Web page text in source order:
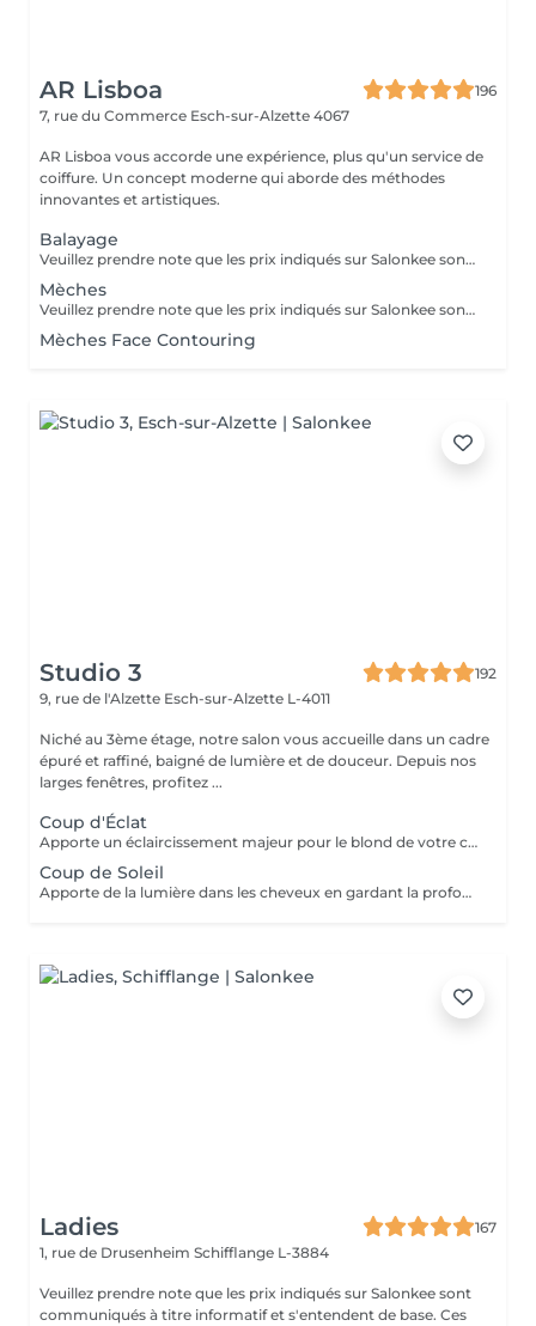
AR Lisboa
196
7, rue du Commerce Esch-sur-Alzette 4067
AR Lisboa vous accorde une expérience, plus qu'un service de
coiffure. Un concept moderne qui aborde des méthodes
innovantes et artistiques.
Balayage
Veuillez prendre note que les prix indiqués sur Salonkee sont communiqués à titre informatif et s'entendent de base. Ces derniers sont susceptibles de varier selon le diagnostic réalisé à votre arrivée au salon et l'expertise du professionnel à qui vous confiez votre beauté. Dans tous les cas, un devis précis vous sera proposé et toutes réalisations de prestations seront effectuées avec votre accord. Un grand merci d'avance pour votre compréhension. Au plaisir de vous recevoir très vite.
Mèches
Veuillez prendre note que les prix indiqués sur Salonkee sont communiqués à titre informatif et s'entendent de base. Ces derniers sont susceptibles de varier selon le diagnostic réalisé à votre arrivée au salon et l'expertise du professionnel à qui vous confiez votre beauté. Dans tous les cas, un devis précis vous sera proposé et toutes réalisations de prestations seront effectuées avec votre accord. Un grand merci d'avance pour votre compréhension. Au plaisir de vous recevoir très vite.
Mèches Face Contouring
Studio 3
192
9, rue de l'Alzette Esch-sur-Alzette L-4011
Niché au 3ème étage, notre salon vous accueille dans un cadre
épuré et raffiné, baigné de lumière et de douceur. Depuis nos
larges fenêtres, profitez ...
Coup d'Éclat
Apporte un éclaircissement majeur pour le blond de votre choix - consultation - balayage - soin epres - gloss - coupe & coiffage Le prix peut varier selon la quantité des produits utilisés.
Coup de Soleil
Apporte de la lumière dans les cheveux en gardant la profondeur au niveau de la racine, ce qui permet d'éviter un entretien trop fréquent - consultation - balayage - soin epres - gloss - coupe & coiffage Le prix peut varier selon la quantité des produits utilisés.
Ladies
167
1, rue de Drusenheim Schifflange L-3884
Veuillez prendre note que les prix indiqués sur Salonkee sont
communiqués à titre informatif et s'entendent de base. Ces